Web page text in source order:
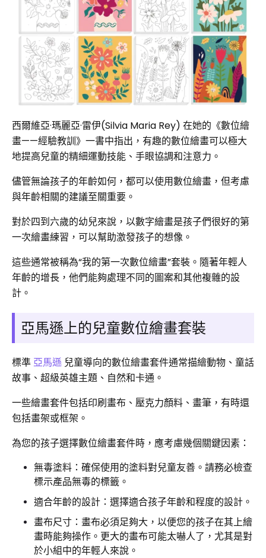
西爾維亞·瑪麗亞·雷伊(Silvia Maria Rey) 在她的《數位繪
畫——經驗教訓》一書中指出，有趣的數位繪畫可以極大
地提高兒童的精細運動技能、手眼協調和注意力。
儘管無論孩子的年齡如何，都可以使用數位繪畫，但考慮
與年齡相關的建議至關重要。
對於四到六歲的幼兒來說，以數字繪畫是孩子們很好的第
一次繪畫練習，可以幫助激發孩子的想像。
這些通常被稱為“我的第一次數位繪畫”套裝。隨著年輕人
年齡的增長，他們能夠處理不同的圖案和其他複雜的設
計。
亞馬遜上的兒童數位繪畫套裝
標準亞馬遜 兒童導向的數位繪畫套件通常描繪動物、童話
故事、超級英雄主題、自然和卡通。
一些繪畫套件包括印刷畫布、壓克力顏料、畫筆，有時還
包括畫架或框架。
為您的孩子選擇數位繪畫套件時，應考慮幾個關鍵因素：
無毒塗料：確保使用的塗料對兒童友善。請務必檢查
標示產品無毒的標籤。
適合年齡的設計：選擇適合孩子年齡和程度的設計。
畫布尺寸：畫布必須足夠大，以便您的孩子在其上繪
畫時能夠操作。更大的畫布可能太嚇人了，尤其是對
於小組中的年輕人來說。